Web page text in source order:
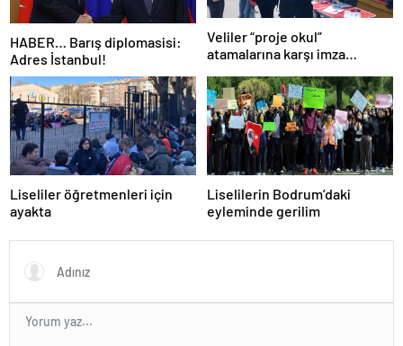
HABER… Barış diplomasisi:
Adres İstanbul!
Veliler “proje okul”
atamalarına karşı imza
Liseliler öğretmenleri için
ayakta
Liselilerin Bodrum’daki
eyleminde gerilim